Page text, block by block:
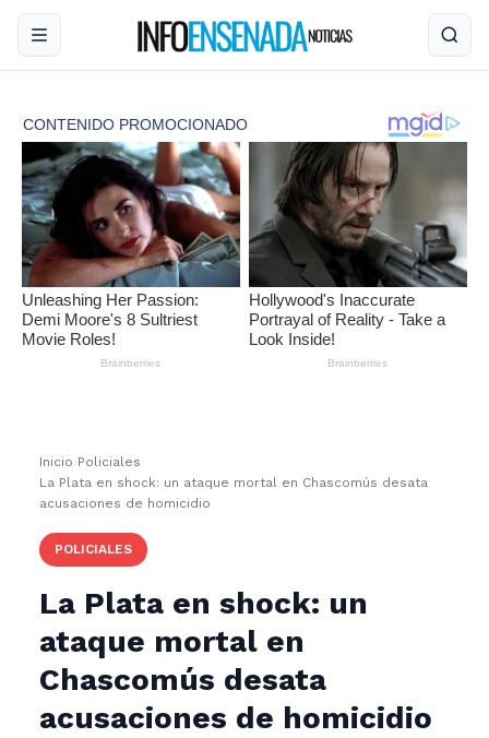
Inicio ›Policiales ›
La Plata en shock: un ataque mortal en Chascomús desata
acusaciones de homicidio
POLICIALES
La Plata en shock: un
ataque mortal en
Chascomús desata
acusaciones de homicidio